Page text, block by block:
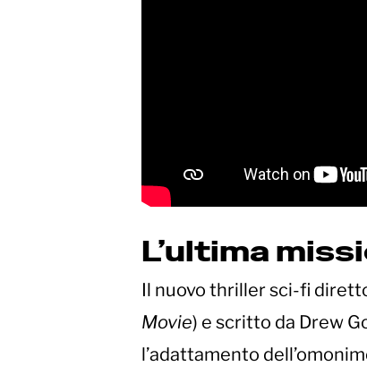
L’ultima
Il nuovo thriller sci-fi
Movie) e scritto da Drew
l’adattamento